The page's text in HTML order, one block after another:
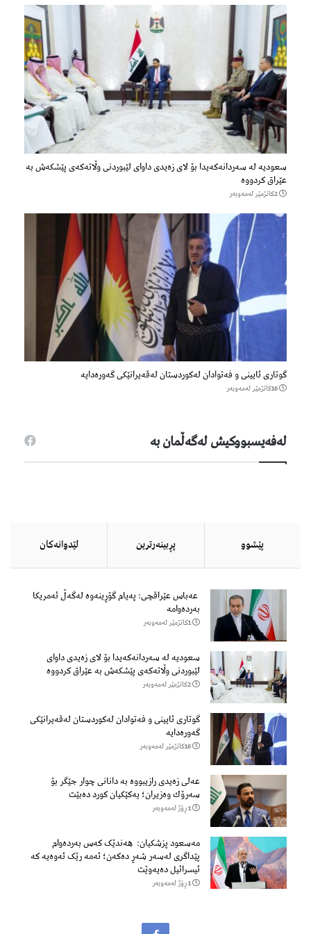
سعودیە لە سەردانەكەیدا بۆ لای زەیدی داوای لێبوردنی وڵاتەكەی پێشكەش بە
عێراق كردووە
2كاتژمێر لەمەوبەر
گوتاری ئایینی و فەتوادان لەکوردستان لەقەیرانێکی گەورەدایە
16كاتژمێر لەمەوبەر
لەفەیسبووكیش لەگەڵمان بە
پێشوو پڕبینەرترین لێدوانەكان
عەباس عێراقچی: پەیام گۆڕینەوە لەگەڵ ئەمریکا
بەردەوامە
1كاتژمێر لەمەوبەر
سعودیە لە سەردانەكەیدا بۆ لای زەیدی داوای
لێبوردنی وڵاتەكەی پێشكەش بە عێراق كردووە
2كاتژمێر لەمەوبەر
گوتاری ئایینی و فەتوادان لەکوردستان لەقەیرانێکی
گەورەدایە
16كاتژمێر لەمەوبەر
عەلی زەیدی رازیبووە بە دانانی چوار جێگر بۆ
سەرۆك وەزیران؛ یەكێكیان كورد دەبێت
1 ڕۆژ لەمەوبەر
مەسعود پزشكیان: هەندێک کەس بەردەوام
پێداگری لەسەر شەڕ دەكەن؛ ئەمە رێک ئەوەیە کە
ئیسرائیل دەیەوێت
1 ڕۆژ لەمەوبەر